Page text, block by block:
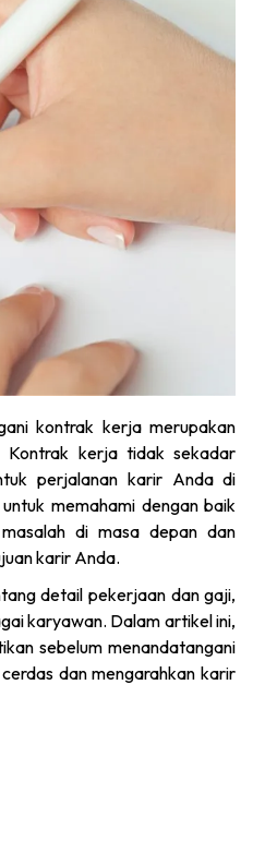
kontrak kerja merupakan
Kontrak kerja tidak sekadar
perjalanan karir Anda di
memahami dengan baik
di masa depan dan
karir Anda.
detail pekerjaan dan gaji,
karyawan. Dalam artikel ini,
sebelum menandatangani
dan mengarahkan karir